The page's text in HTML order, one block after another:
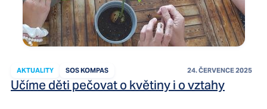
AKTUALITY SOS KOMPAS 24. ČERVENCE 2025
Učíme děti pečovat o květiny i o vztahy